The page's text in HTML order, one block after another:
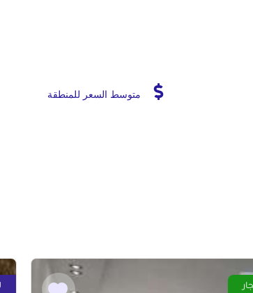
متوسط السعر للمنطقة